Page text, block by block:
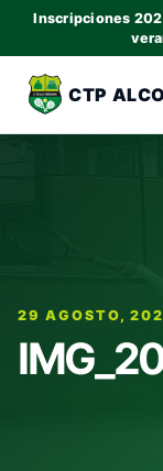
Inscripciones
CTP
29 AGOSTO,